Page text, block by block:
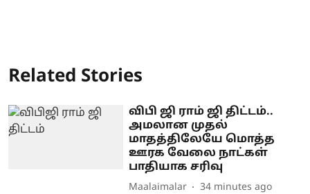
Related Stories
விபி ஜி ராம் ஜி திட்டம்..
அமலான முதல்
மாதத்திலேயே மொத்த
ஊரக வேலை நாட்கள்
பாதியாக சரிவு
Maalaimalar 34 minutes ago